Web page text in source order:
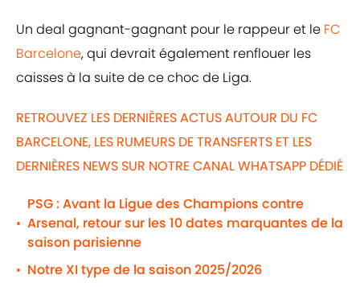
Un deal gagnant-gagnant pour le rappeur et le FC
Barcelone, qui devrait également renflouer les
caisses à la suite de ce choc de Liga.
RETROUVEZ LES DERNIÈRES ACTUS AUTOUR DU FC
BARCELONE, LES RUMEURS DE TRANSFERTS ET LES
DERNIÈRES NEWS SUR NOTRE CANAL WHATSAPP DÉDIÉ
•
PSG : Avant la Ligue des Champions contre
Arsenal, retour sur les 10 dates marquantes de la
saison parisienne
• Notre XI type de la saison 2025/2026